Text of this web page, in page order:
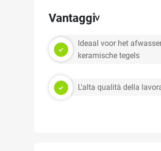
Vantaggi
Ideaal voor het
keramische tegels
L'alta qualità della